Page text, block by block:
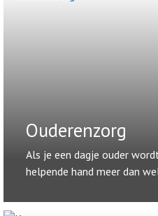
Ouderenzorg
Als je een dagje ouder
helpende hand meer dan